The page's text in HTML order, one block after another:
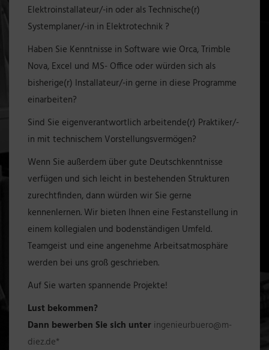
Elektroinstallateur/-in oder als Technische(r)
Systemplaner/-in in Elektrotechnik ?
Haben Sie Kenntnisse in Software wie Orca, Trimble
Nova, Excel und MS- Office oder würden sich als
bisherige(r) Installateur/-in gerne in diese Programme
einarbeiten?
Sind Sie eigenverantwortlich arbeitende(r) Praktiker/-
in mit technischem Vorstellungsvermögen?
Wenn Sie außerdem über gute Deutschkenntnisse
verfügen und sich leicht in bestehenden Strukturen
zurechtfinden, dann würden wir Sie gerne
kennenlernen. Wir bieten Ihnen eine Festanstellung in
einem kollegialen und bodenständigen Umfeld.
Teamgeist und eine angenehme Arbeitsatmosphäre
werden bei uns groß geschrieben.
Auf Sie warten spannende Projekte!
Lust bekommen?
Dann bewerben Sie sich unter ingenieurbuero@m-
diez.de*